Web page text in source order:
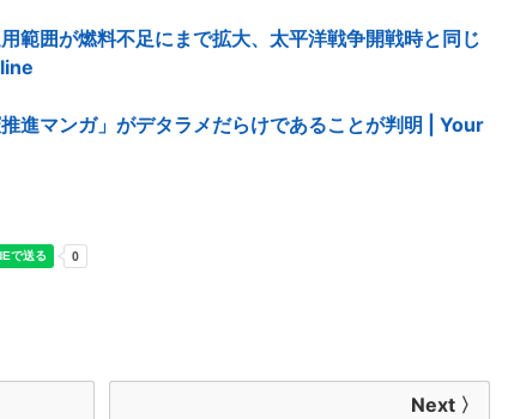
範囲が燃料不足にまで拡大、太平洋戦争開戦時と同じ
進マンガ」がデタラメだらけであることが判明 | Your
Next 〉